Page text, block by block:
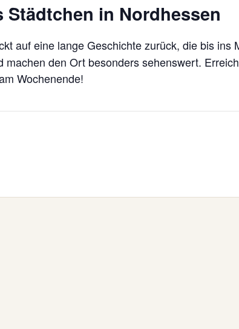
in Nordhessen
auf eine lange Geschichte zurück, die bis ins
den Ort besonders sehenswert.
Wochenende!